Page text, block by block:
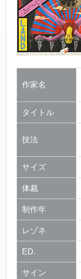
作家名
タイトル
技法
サイズ
体裁
制作年
レゾネ
ED.
サイン